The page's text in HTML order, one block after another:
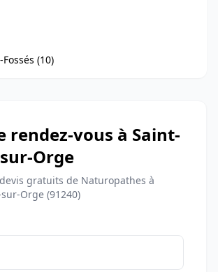
(10)
rendez-vous à Saint-
Orge
gratuits de Naturopathes à
Orge (91240)